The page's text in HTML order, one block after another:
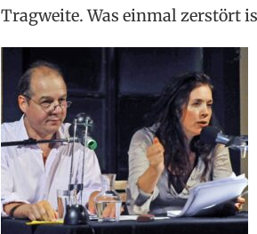
Tragweite. Was einmal zerstört